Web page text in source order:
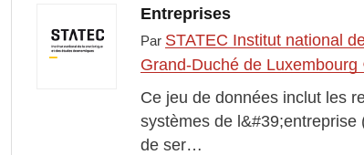
Entreprises
Par STATEC Institut national
Grand-Duché de Luxembourg
Ce jeu de données inclut les
systèmes de
de ser…